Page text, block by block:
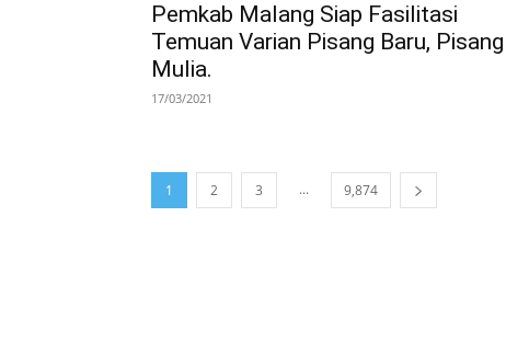
Pemkab Malang Siap Fasilitasi
Temuan Varian Pisang Baru, Pisang
Mulia.
17/03/2021
1 2 3 ... 9,874